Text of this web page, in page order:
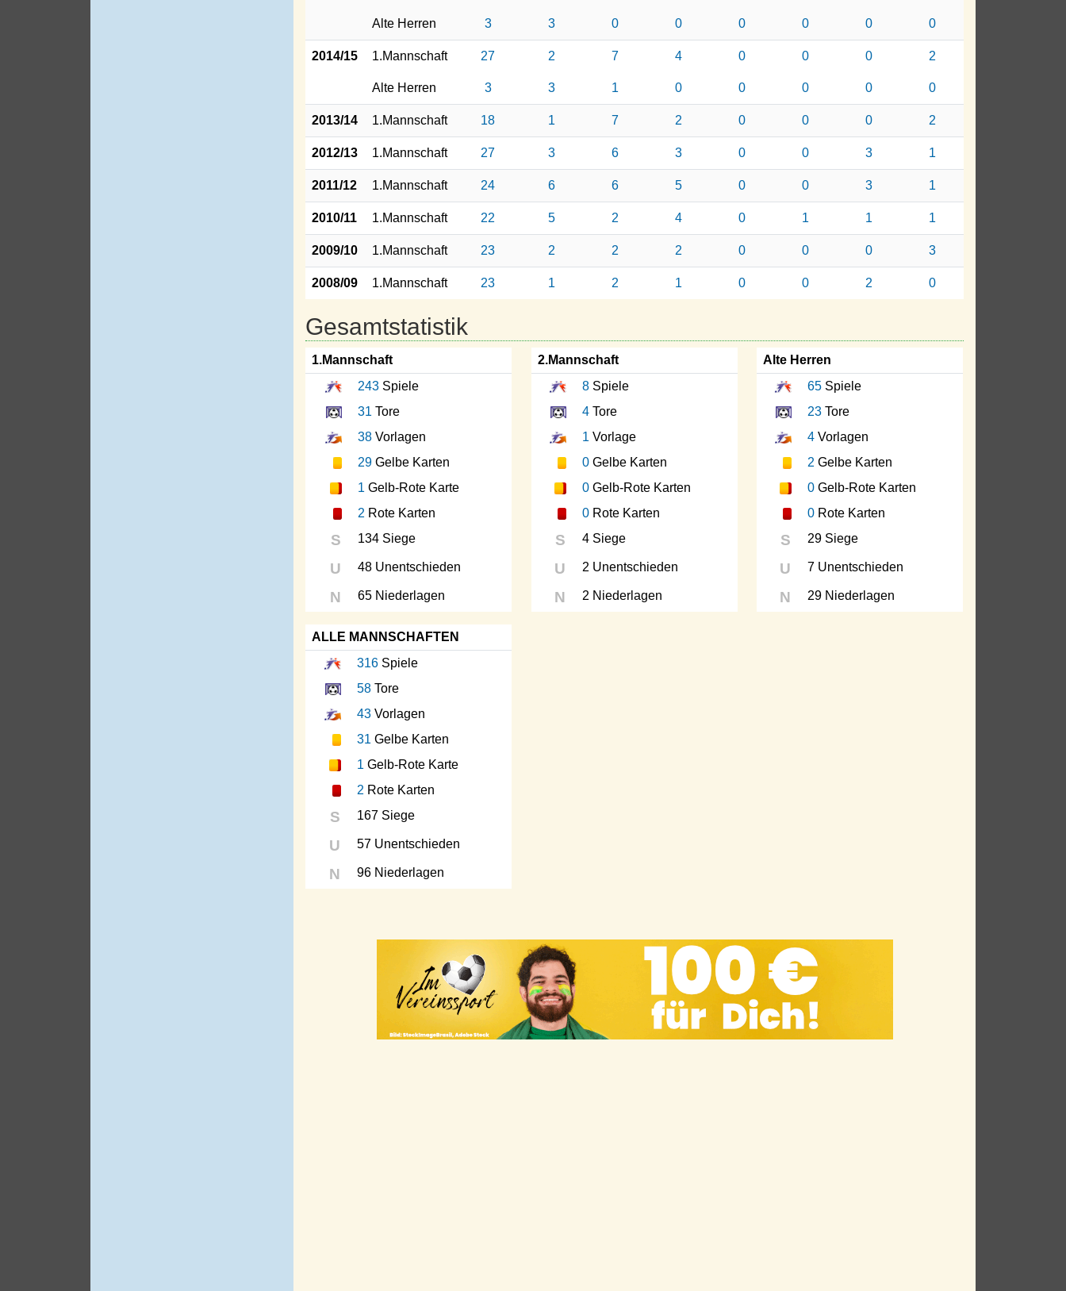
Alte Herren 3 3 0 0 0 0 0 0
2014/15 1.Mannschaft 27 2 7 4 0 0 0 2
Alte Herren 3 3 1 0 0 0 0 0
2013/14 1.Mannschaft 18 1 7 2 0 0 0 2
2012/13 1.Mannschaft 27 3 6 3 0 0 3 1
2011/12 1.Mannschaft 24 6 6 5 0 0 3 1
2010/11 1.Mannschaft 22 5 2 4 0 1 1 1
2009/10 1.Mannschaft 23 2 2 2 0 0 0 3
2008/09 1.Mannschaft 23 1 2 1 0 0 2 0
Gesamtstatistik
1.Mannschaft
243 Spiele
31 Tore
38 Vorlagen
29 Gelbe Karten
1 Gelb-Rote Karte
2 Rote Karten
S 134 Siege
U 48 Unentschieden
N 65 Niederlagen
2.Mannschaft
8Spiele
4Tore
1 Vorlage
0Gelbe Karten
0Gelb-Rote Karten
0Rote Karten
S 4 Siege
U 2 Unentschieden
N 2 Niederlagen
Alte Herren
65 Spiele
23 Tore
4 Vorlagen
2 Gelbe Karten
0 Gelb-Rote Karten
0 Rote Karten
S 29 Siege
U 7 Unentschieden
N 29 Niederlagen
ALLE MANNSCHAFTEN
316 Spiele
58 Tore
43 Vorlagen
31 Gelbe Karten
1 Gelb-Rote Karte
2 Rote Karten
S 167 Siege
U 57 Unentschieden
N 96 Niederlagen